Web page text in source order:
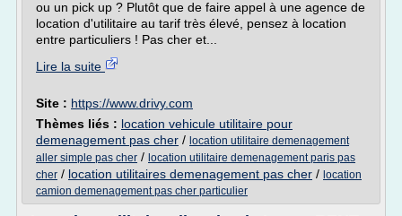
ou un pick up ? Plutôt que de faire appel à une agence de
location d'utilitaire au tarif très élevé, pensez à location
entre particuliers ! Pas cher et...
Lire la suite
Site : https://www.drivy.com
Thèmes liés : location vehicule utilitaire pour
demenagement pas cher / location utilitaire demenagement
aller simple pas cher / location utilitaire demenagement paris pas
cher / location utilitaires demenagement pas cher / location
camion demenagement pas cher particulier